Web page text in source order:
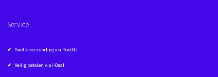
Service
✔ Snelle verzending via PostNL
✔ Veilig betalen via i-Deal